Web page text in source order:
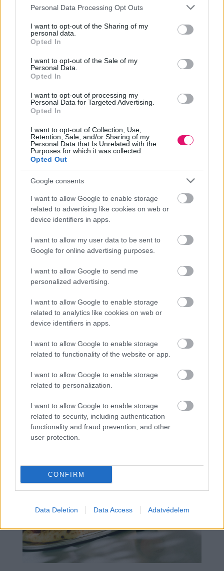
Please note that this website/app uses one or more Google
not limited to your visit or usage behaviour. You may click to
grant or deny consent to Google and its third-party tags to
use your data for below specified purposes in below Google
consent section.
Personal Data Processing Opt Outs
I want to opt-out of the Sharing of my
personal data.
Opted In
I want to opt-out of the Sale of my
Personal Data.
Opted In
I want to opt-out of processing my
Personal Data for Targeted Advertising.
Opted In
I want to opt-out of Collection, Use,
Retention, Sale, and/or Sharing of my
Personal Data that Is Unrelated with the
Purposes for which it was collected.
Opted Out
Google consents
I want to allow Google to enable storage
related to advertising like cookies on web or
device identifiers in apps.
I want to allow my user data to be sent to
Google for online advertising purposes.
I want to allow Google to send me
personalized advertising.
I want to allow Google to enable storage
related to analytics like cookies on web or
device identifiers in apps.
I want to allow Google to enable storage
related to functionality of the website or app.
I want to allow Google to enable storage
related to personalization.
I want to allow Google to enable storage
related to security, including authentication
functionality and fraud prevention, and other
user protection.
CONFIRM
Data Deletion Data Access Adatvédelem
Társadalmi marketing
A következő hónapokban fejezetenként hozzuk el nektek a
Marketing Trendbook 2025-26 cikkeit, ezekből tekintsétek meg a
Társadalmi marketing című fejezet anyagait.
| 2026. JANUÁR 30.
Hirdetés